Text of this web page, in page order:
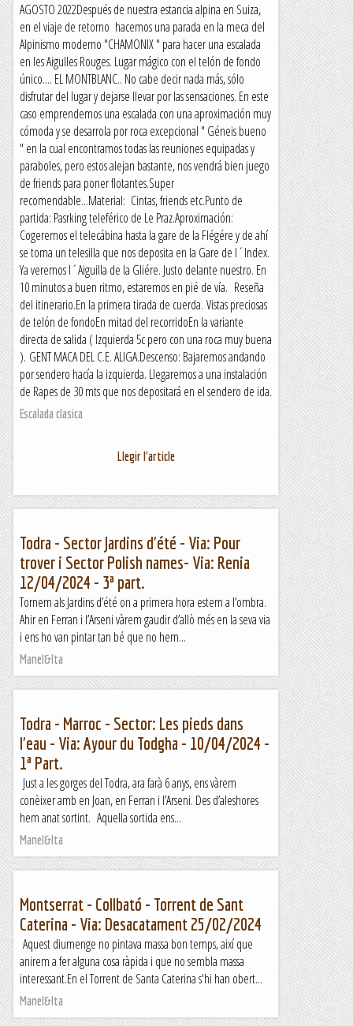
AGOSTO 2022Después de nuestra estancia alpina en Suiza,
en el viaje de retorno hacemos una parada en la meca del
Alpinismo moderno "CHAMONIX " para hacer una escalada
en les Aigulles Rouges. Lugar mágico con el telón de fondo
único.... EL MONTBLANC.. No cabe decir nada más, sólo
disfrutar del lugar y dejarse llevar por las sensaciones. En este
caso emprendemos una escalada con una aproximación muy
cómoda y se desarrola por roca excepcional " Géneis bueno
" en la cual encontramos todas las reuniones equipadas y
paraboles, pero estos alejan bastante, nos vendrá bien juego
de friends para poner flotantes.Super
recomendable...Material: Cintas, friends etc.Punto de
partida: Pasrking teleférico de Le Praz.Aproximación:
Cogeremos el telecábina hasta la gare de la Flégére y de ahí
se toma un telesilla que nos deposita en la Gare de l´Index.
Ya veremos l´Aiguilla de la Gliére. Justo delante nuestro. En
10 minutos a buen ritmo, estaremos en pié de vía. Reseña
del itinerario.En la primera tirada de cuerda. Vistas preciosas
de telón de fondoEn mitad del recorridoEn la variante
directa de salida ( Izquierda 5c pero con una roca muy buena
). GENT MACA DEL C.E. ALIGA.Descenso: Bajaremos andando
por sendero hacía la izquierda. Llegaremos a una instalación
de Rapes de 30 mts que nos depositará en el sendero de ida.
Escalada clasica
Llegir l'article
Todra - Sector Jardins d'été - Via: Pour
trover i Sector Polish names- Via: Renia
12/04/2024 - 3ª part.
Tornem als Jardins d’été on a primera hora estem a l’ombra.
Ahir en Ferran i l’Arseni vàrem gaudir d’allò més en la seva via
i ens ho van pintar tan bé que no hem...
Manel&Ita
Todra - Marroc - Sector: Les pieds dans
l'eau - Via: Ayour du Todgha - 10/04/2024 -
1ª Part.
Just a les gorges del Todra, ara farà 6 anys, ens vàrem
conèixer amb en Joan, en Ferran i l’Arseni. Des d’aleshores
hem anat sortint. Aquella sortida ens...
Manel&Ita
Montserrat - Collbató - Torrent de Sant
Caterina - Via: Desacatament 25/02/2024
Aquest diumenge no pintava massa bon temps, així que
anirem a fer alguna cosa ràpida i que no sembla massa
interessant.En el Torrent de Santa Caterina s'hi han obert...
Manel&Ita